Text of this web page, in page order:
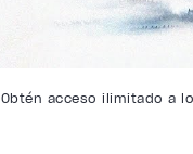
Obtén acceso ilimitado a